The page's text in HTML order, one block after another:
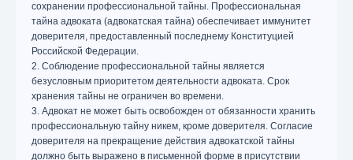
сохранении профессиональной тайны. Профессиональная
тайна адвоката (адвокатская тайна) обеспечивает иммунитет
доверителя, предоставленный последнему Конституцией
Российской Федерации.
2. Соблюдение профессиональной тайны является
безусловным приоритетом деятельности адвоката. Срок
хранения тайны не ограничен во времени.
3. Адвокат не может быть освобожден от обязанности хранить
профессиональную тайну никем, кроме доверителя. Согласие
доверителя на прекращение действия адвокатской тайны
должно быть выражено в письменной форме в присутствии